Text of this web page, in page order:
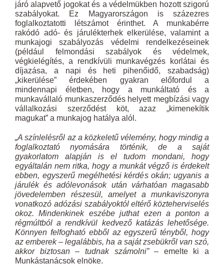
járó alapvető jogokat és a védelmükben hozott szigorú
szabályokat. Ez Magyarországon is százezres
foglalkoztatotti létszámot érinthet. A munkabérre
rakódó adó- és járulékterhek elkerülése, valamint a
munkajogi szabályozás védelmi rendelkezéseinek
(például felmondási szabályok és védelmek,
végkielégítés, a rendkívüli munkavégzés korlátai és
díjazása, a napi és heti pihenőidő, szabadság)
„kikerülése” érdekében gyakran előfordul a
mindennapi életben, hogy a munkáltató és a
munkavállaló munkaszerződés helyett megbízási vagy
vállalkozási szerződést köt, azaz „kimenekítik
magukat” a munkajog hatálya alól.
„A színlelésről az a közkeletű vélemény, hogy mindig a
foglalkoztató nyomására történik, de a saját
gyakorlatom alapján is el tudom mondani, hogy
egyáltalán nem ritka, hogy a munkát végző is érdekelt
ebben, egyszerű megélhetési kérdés okán; ugyanis a
járulék és adólevonások után várhatóan magasabb
jövedelemben részesül, amelyet a munkaviszonyra
vonatkozó adózási szabályoktól eltérő közteherviselés
okoz. Mindenkinek eszébe juthat ezen a ponton a
régmúltból a rendkívül kedvező katázás lehetősége.
Könnyen felfogható ebből az egyszerű tényből, hogy
az emberek – legalábbis, ha a saját zsebükről van szó,
akkor biztosan – tudnak számolni”– emelte ki a
Munkástanácsok elnöke.